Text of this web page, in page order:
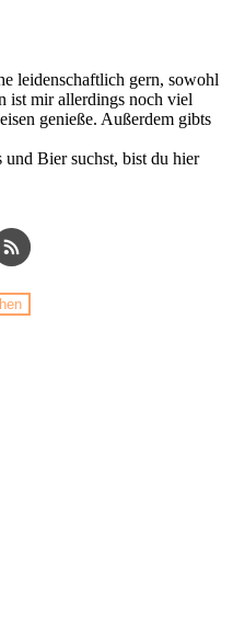
leidenschaftlich gern, sowohl
ist mir allerdings noch viel
genieße. Außerdem gibts
und Bier suchst, bist du hier